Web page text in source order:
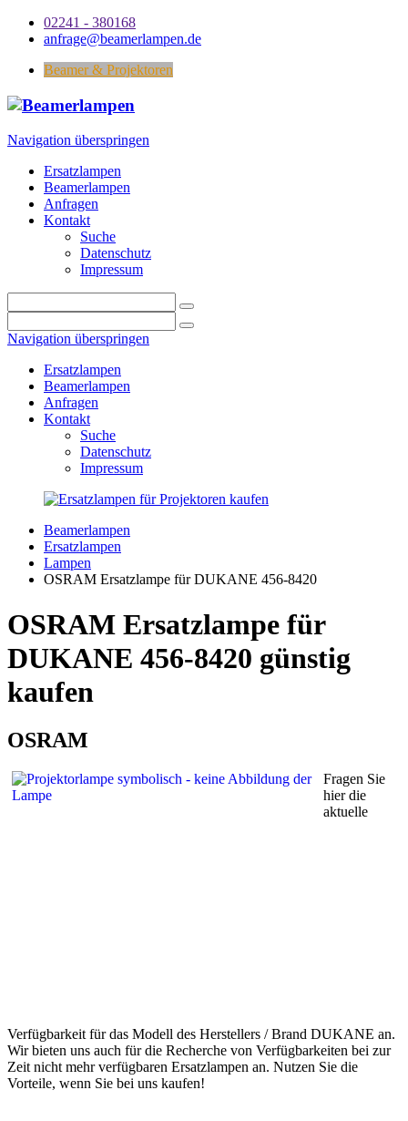
02241 - 380168
anfrage@beamerlampen.de
Beamer & Projektoren
Navigation überspringen
Ersatzlampen
Beamerlampen
Anfragen
Kontakt
Suche
Datenschutz
Impressum
Navigation überspringen
Ersatzlampen
Beamerlampen
Anfragen
Kontakt
Suche
Datenschutz
Impressum
Beamerlampen
Ersatzlampen
Lampen
OSRAM Ersatzlampe für DUKANE 456-8420
OSRAM Ersatzlampe für
DUKANE 456-8420 günstig
kaufen
OSRAM
Fragen Sie
hier die
aktuelle
Verfügbarkeit für das Modell des Herstellers / Brand DUKANE an.
Wir bieten uns auch für die Recherche von Verfügbarkeiten bei zur
Zeit nicht mehr verfügbaren Ersatzlampen an. Nutzen Sie die
Vorteile, wenn Sie bei uns kaufen!